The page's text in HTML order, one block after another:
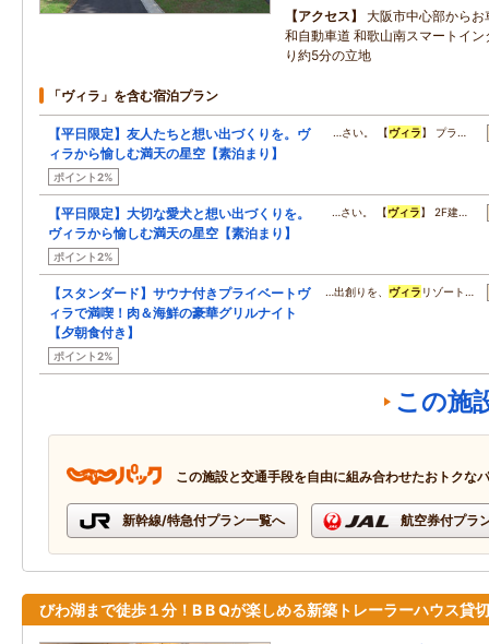
アクセス
大阪市中心部から
和自動車道 和歌山南スマートイ
り約5分の立地
「ヴィラ」を含む宿泊プラン
【平日限定】友人たちと想い出づくりを。ヴ
ィラから愉しむ満天の星空【素泊まり】
ポイント2%
…さい。 【ヴィラ】 プラ…
【平日限定】大切な愛犬と想い出づくりを。
ヴィラから愉しむ満天の星空【素泊まり】
ポイント2%
…さい。 【ヴィラ】 2F建…
【スタンダード】サウナ付きプライベートヴ
ィラで満喫！肉＆海鮮の豪華グリルナイト
【夕朝食付き】
ポイント2%
…出創りを、 ヴィラ リゾート…
この施
この施設と交通手段を自由に組み合わせたおトクな
新幹線/特急付プラン一覧へ 航空券付プラ
びわ湖まで徒歩１分！B B Qが楽しめる新築トレーラーハウス貸切